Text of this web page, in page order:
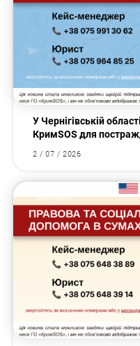
У Чернігівській
КримSOS для
2 / 07 / 2026
Закупівлі